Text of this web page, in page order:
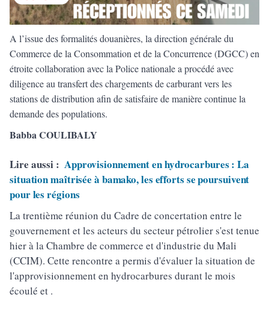
A l’issue des formalités douanières, la direction générale du
Commerce de la Consommation et de la Concurrence (DGCC) en
étroite collaboration avec la Police nationale a procédé avec
diligence au transfert des chargements de carburant vers les
stations de distribution afin de satisfaire de manière continue la
demande des populations.
Babba COULIBALY
Lire aussi : Approvisionnement en hydrocarbures : La
situation maîtrisée à bamako, les efforts se poursuivent
pour les régions
La trentième réunion du Cadre de concertation entre le
gouvernement et les acteurs du secteur pétrolier s'est tenue
hier à la Chambre de commerce et d'industrie du Mali
(CCIM). Cette rencontre a permis d'évaluer la situation de
l'approvisionnement en hydrocarbures durant le mois
écoulé et .